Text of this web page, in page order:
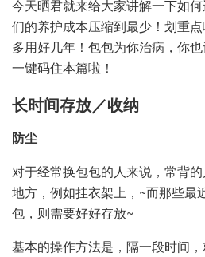
今天晒君就来给大家讲解一下如
们的养护成本压缩到最少！划重
多用好几年！包包为你治病，你
一键码住本篇啦！
长时间存放／收纳
防尘
对于经常换包包的人来说，常背
地方，例如挂衣架上，~而那些最
包，则需要好好存放~
基本的操作方法是，隔一段时间